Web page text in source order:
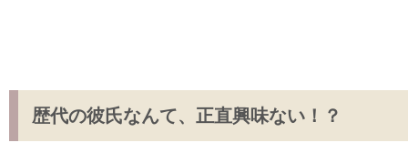
歴代の彼氏なんて、正直興味ない！？